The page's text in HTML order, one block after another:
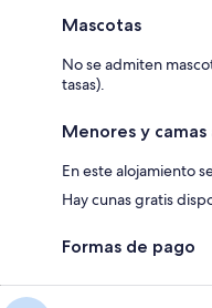
Mascotas
No se admiten
tasas).
Menores y
En este alojamiento
Hay cunas gratis
Formas de pago